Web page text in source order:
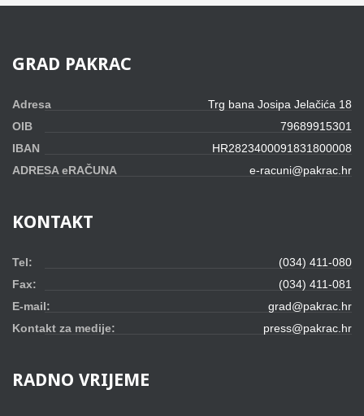
GRAD PAKRAC
Adresa
Trg bana Josipa Jelačića 18
OIB
79689915301
IBAN
HR2823400091831800008
ADRESA eRAČUNA
e-racuni@pakrac.hr
KONTAKT
Tel:
(034) 411-080
Fax:
(034) 411-081
E-mail:
grad@pakrac.hr
Kontakt za medije:
press@pakrac.hr
RADNO VRIJEME